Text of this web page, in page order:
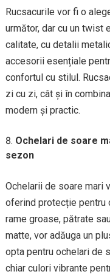
Rucsacurile vor fi o
următor, dar cu un twist
calitate, cu detalii
accesorii esențiale
confortul cu stilul.
zi cu zi, cât și în
modern și practic.
Ochelari de soare
sezon
Ochelarii de soare mari
oferind protecție pentru
rame groase, pătrate
matte, vor adăuga un
opta pentru ochelari de
chiar culori vibrante